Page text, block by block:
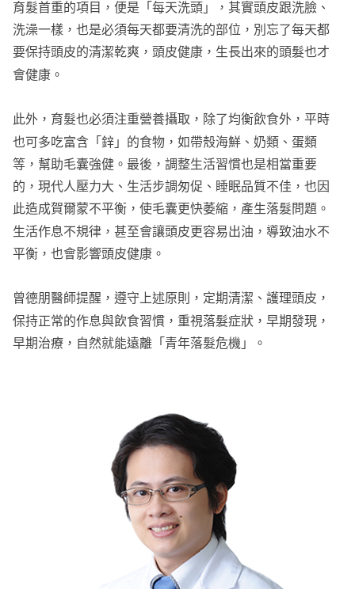
育髮首重的項目，便是「每天洗頭」，其實頭皮跟洗臉、
洗澡一樣，也是必須每天都要清洗的部位，別忘了每天都
要保持頭皮的清潔乾爽，頭皮健康，生長出來的頭髮也才
會健康。
此外，育髮也必須注重營養攝取，除了均衡飲食外，平時
也可多吃富含「鋅」的食物，如帶殼海鮮、奶類、蛋類
等，幫助毛囊強健。最後，調整生活習慣也是相當重要
的，現代人壓力大、生活步調匆促、睡眠品質不佳，也因
此造成賀爾蒙不平衡，使毛囊更快萎縮，產生落髮問題。
生活作息不規律，甚至會讓頭皮更容易出油，導致油水不
平衡，也會影響頭皮健康。
曾德朋醫師提醒，遵守上述原則，定期清潔、護理頭皮，
保持正常的作息與飲食習慣，重視落髮症狀，早期發現，
早期治療，自然就能遠離「青年落髮危機」。